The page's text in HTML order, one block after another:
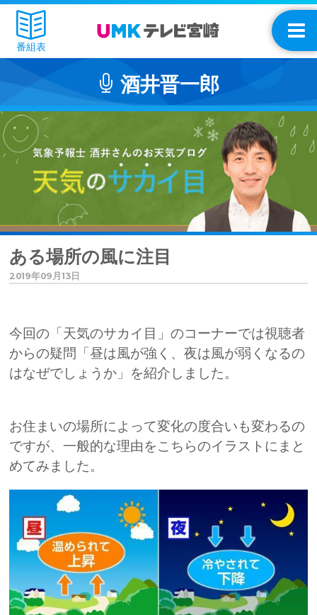
番組表
酒井晋一郎
ある場所の風に注目
2019年09月13日
今回の「天気のサカイ目」のコーナーでは視聴者
からの疑問「昼は風が強く、夜は風が弱くなるの
はなぜでしょうか」を紹介しました。
お住まいの場所によって変化の度合いも変わるの
ですが、一般的な理由をこちらのイラストにまと
めてみました。